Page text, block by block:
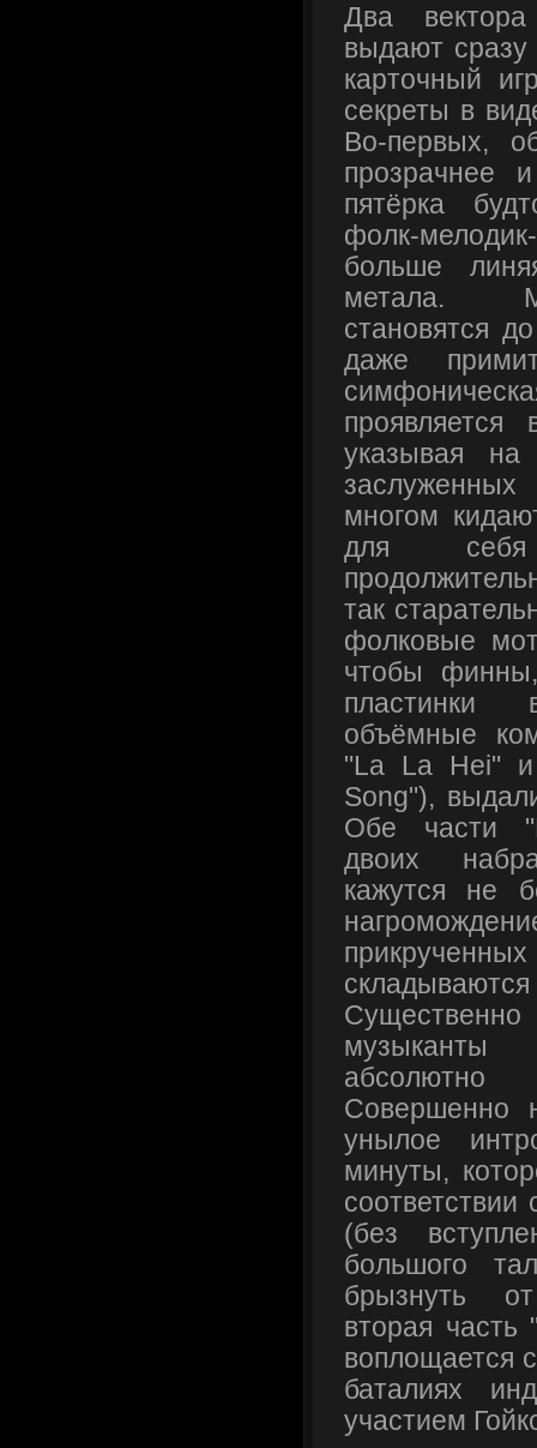
Два
выдают
карточный
секреты в
Во-первых,
прозрачнее
пятёрка
фолк-
больше
метала.
становятся
даже
указывая
многом
для
так
фолковые
чтобы
пластинки
объёмные
"La La Hei" и
Song"),
Обе части
двоих
кажутся не
Совершенно
унылое
минуты,
(без
большого
брызнуть
вторая часть
воплощается
баталиях
участием